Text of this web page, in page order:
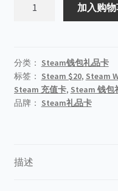
品
卡
$20（USD）
｜
值
加入购
分类： Steam钱包礼品卡
标签： Steam $20, Steam
Steam 充值卡, Steam 钱包
品牌： Steam礼品卡
描述